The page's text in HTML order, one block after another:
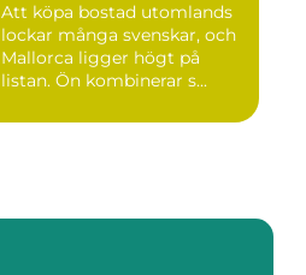
Att köpa bostad utomlands
lockar många svenskar, och
Mallorca ligger högt på
listan. Ön kombinerar s...